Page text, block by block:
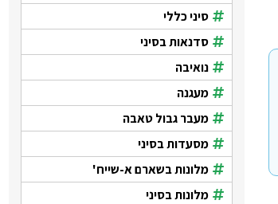
סיני כללי
סדנאות בסיני
נואיבה
מעגנה
מעבר גבול טאבה
מסעדות בסיני
מלונות בשארם א-שייח'
מלונות בסיני